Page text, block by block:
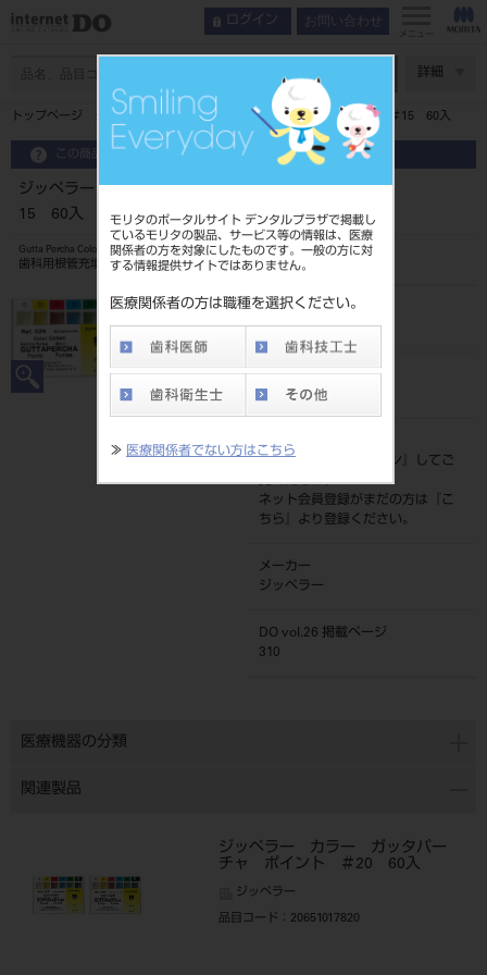
モリタのポータルサイト デンタルプラザで掲載し
ているモリタの製品、サービス等の情報は、医療
関係者の方を対象にしたものです。一般の方に対
する情報提供サイトではありません。
医療関係者の方は職種を選択ください。
≫ 医療関係者でない方はこちら
ログイン お問い合わせ
メニュー
詳細
トップページ ジッペラー カラー ガッタパーチャ ポイント ＃15 60入
この商品に関するお問い合わせ
ジッペラー カラー ガッタパーチャ ポイント ＃
15 60入
Gutta Percha Color Coded Cassette
歯科用根管充填ガッタパーチャポイント
品目コード
20651017815
JAN/EANコード
4560195440594
標準価格
価格の確認は『
ログイン
』してご
覧ください。
ネット会員登録がまだの方は『
こ
ちら
』より登録ください。
メーカー
ジッペラー
DO vol.26 掲載ページ
310
医療機器の分類
関連製品
ジッペラー カラー ガッタパー
チャ ポイント ＃20 60入
ジッペラー
品目コード ：20651017820